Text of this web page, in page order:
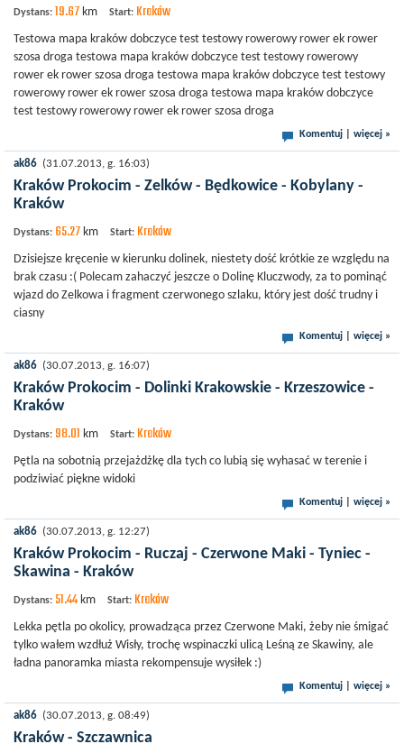
Dystans: 19.67 km Start: Kraków
Testowa mapa kraków dobczyce test testowy rowerowy rower ek rower
szosa droga testowa mapa kraków dobczyce test testowy rowerowy
rower ek rower szosa droga testowa mapa kraków dobczyce test testowy
rowerowy rower ek rower szosa droga testowa mapa kraków dobczyce
test testowy rowerowy rower ek rower szosa droga
Komentuj więcej »
ak86 (31.07.2013, g. 16:03)
Kraków Prokocim - Zelków - Będkowice - Kobylany -
Kraków
Dystans: 65.27 km Start: Kraków
Dzisiejsze kręcenie w kierunku dolinek, niestety dość krótkie ze względu na
brak czasu :( Polecam zahaczyć jeszcze o Dolinę Kluczwody, za to pominąć
wjazd do Zelkowa i fragment czerwonego szlaku, który jest dość trudny i
ciasny
Komentuj więcej »
ak86 (30.07.2013, g. 16:07)
Kraków Prokocim - Dolinki Krakowskie - Krzeszowice -
Kraków
Dystans: 98.01 km Start: Kraków
Pętla na sobotnią przejażdżkę dla tych co lubią się wyhasać w terenie i
podziwiać piękne widoki
Komentuj więcej »
ak86 (30.07.2013, g. 12:27)
Kraków Prokocim - Ruczaj - Czerwone Maki - Tyniec -
Skawina - Kraków
Dystans: 51.44 km Start: Kraków
Lekka pętla po okolicy, prowadząca przez Czerwone Maki, żeby nie śmigać
tylko wałem wzdłuż Wisły, trochę wspinaczki ulicą Leśną ze Skawiny, ale
ładna panoramka miasta rekompensuje wysiłek :)
Komentuj więcej »
ak86 (30.07.2013, g. 08:49)
Kraków - Szczawnica